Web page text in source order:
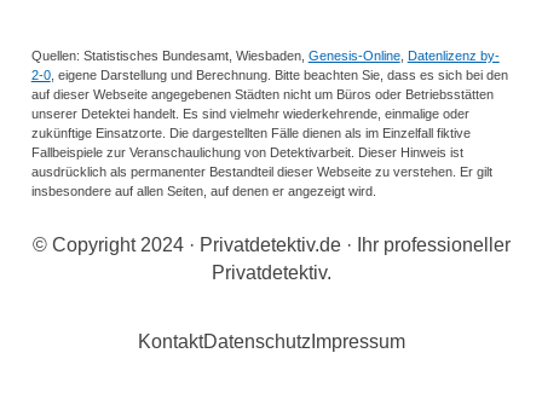
Quellen: Statistisches Bundesamt, Wiesbaden, Genesis-Online, Datenlizenz by-
2-0, eigene Darstellung und Berechnung. Bitte beachten Sie, dass es sich bei den
auf dieser Webseite angegebenen Städten nicht um Büros oder Betriebsstätten
unserer Detektei handelt. Es sind vielmehr wiederkehrende, einmalige oder
zukünftige Einsatzorte. Die dargestellten Fälle dienen als im Einzelfall fiktive
Fallbeispiele zur Veranschaulichung von Detektivarbeit. Dieser Hinweis ist
ausdrücklich als permanenter Bestandteil dieser Webseite zu verstehen. Er gilt
insbesondere auf allen Seiten, auf denen er angezeigt wird.
© Copyright 2024 · Privatdetektiv.de · Ihr professioneller
Privatdetektiv.
KontaktDatenschutz Impressum